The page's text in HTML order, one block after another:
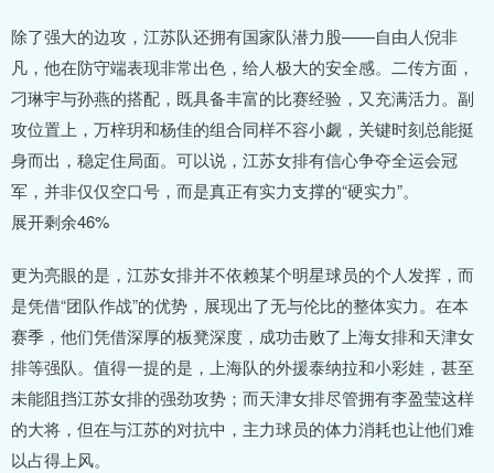
除了强大的边攻，江苏队还拥有国家队潜力股——自由人倪非
凡，他在防守端表现非常出色，给人极大的安全感。二传方面，
刁琳宇与孙燕的搭配，既具备丰富的比赛经验，又充满活力。副
攻位置上，万梓玥和杨佳的组合同样不容小觑，关键时刻总能挺
身而出，稳定住局面。可以说，江苏女排有信心争夺全运会冠
军，并非仅仅空口号，而是真正有实力支撑的“硬实力”。
展开剩余46%
更为亮眼的是，江苏女排并不依赖某个明星球员的个人发挥，而
是凭借“团队作战”的优势，展现出了无与伦比的整体实力。在本
赛季，他们凭借深厚的板凳深度，成功击败了上海女排和天津女
排等强队。值得一提的是，上海队的外援泰纳拉和小彩娃，甚至
未能阻挡江苏女排的强劲攻势；而天津女排尽管拥有李盈莹这样
的大将，但在与江苏的对抗中，主力球员的体力消耗也让他们难
以占得上风。